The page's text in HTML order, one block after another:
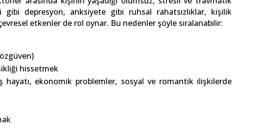
gibi depresyon, anksiyete gibi ruhsal rahatsızlıklar, kişilik
etkenler de rol oynar. Bu nedenler şöyle sıralanabilir:
hissetmek
hayatı, ekonomik problemler, sosyal ve romantik ilişkilerde